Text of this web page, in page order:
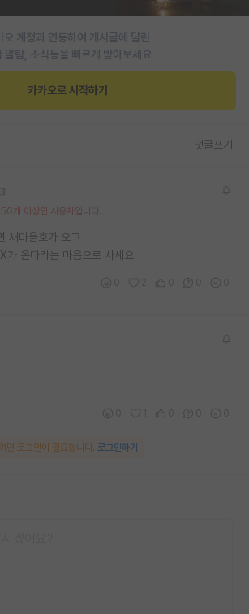
게시판
오 계정과 연동하여 게시글에 달린
알람, 소식등을 빠르게 받아보세요
카카오로 시작하기
댓글쓰기
개 이상인 사용자입니다.
새마을호가 오고
가 온다라는 마음으로 사셰요
면 로그인이 필요합니다. 로그인하기